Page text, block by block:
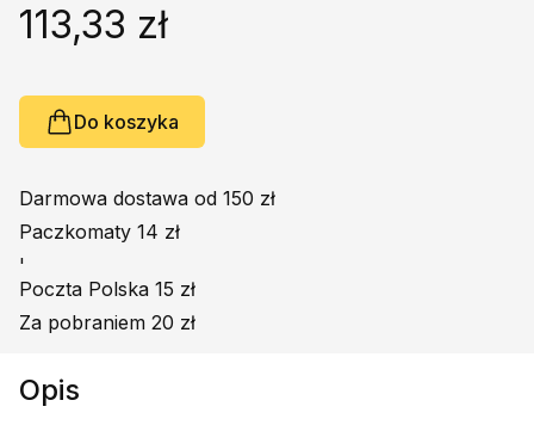
113,33 zł
Do koszyka
Darmowa dostawa od 150 zł
Paczkomaty 14 zł
'
Poczta Polska 15 zł
Za pobraniem 20 zł
Opis